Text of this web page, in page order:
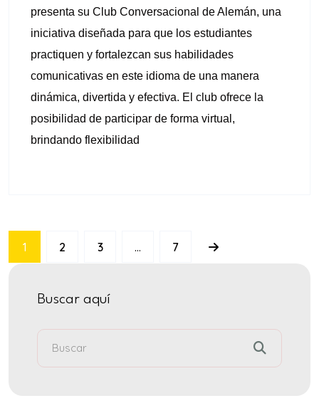
presenta su Club Conversacional de Alemán, una
iniciativa diseñada para que los estudiantes
practiquen y fortalezcan sus habilidades
comunicativas en este idioma de una manera
dinámica, divertida y efectiva. El club ofrece la
posibilidad de participar de forma virtual,
brindando flexibilidad
1 2 3 … 7
Buscar aquí